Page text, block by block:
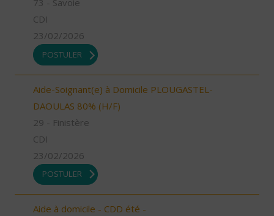
73 - Savoie
CDI
23/02/2026
POSTULER
Aide-Soignant(e) à Domicile PLOUGASTEL-
DAOULAS 80% (H/F)
29 - Finistère
CDI
23/02/2026
POSTULER
Aide à domicile - CDD été -